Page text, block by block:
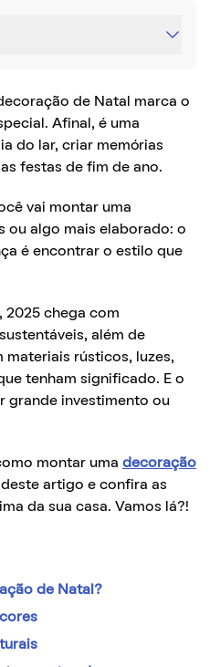
de Natal marca o
Afinal, é uma
do lar, criar memórias
festas de fim de ano.
vai montar uma
ou algo mais elaborado: o
é encontrar o estilo que
2025 chega com
além de
materiais rústicos, luzes,
tenham significado. E o
grande investimento ou
montar uma decoração
artigo e confira as
da sua casa. Vamos lá?!
de Natal?